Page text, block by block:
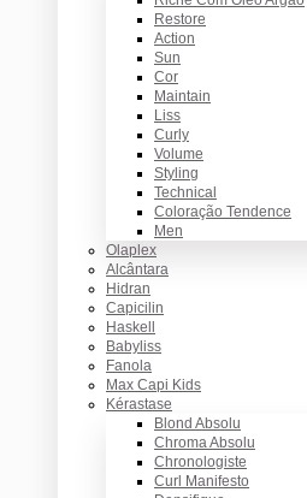
Restore
Action
Sun
Cor
Maintain
Liss
Curly
Volume
Styling
Technical
Coloração Tendence
Men
Olaplex
Alcântara
Hidran
Capicilin
Haskell
Babyliss
Fanola
Max Capi Kids
Kérastase
Blond Absolu
Chroma Absolu
Chronologiste
Curl Manifesto